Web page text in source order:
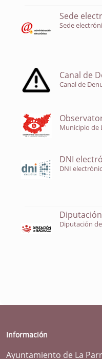
Sede
Sede
Canal de
Canal de
Municipio de
DNI
DNI
Diputación
Información
Ayuntamiento de La